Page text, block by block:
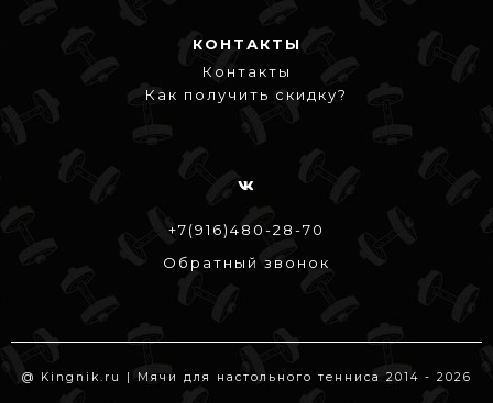
КОНТАКТЫ
Контакты
Как получить скидку?
+7(916)480-28-70
Обратный звонок
@ Kingnik.ru | Мячи для настольного тенниса 2014 - 2026